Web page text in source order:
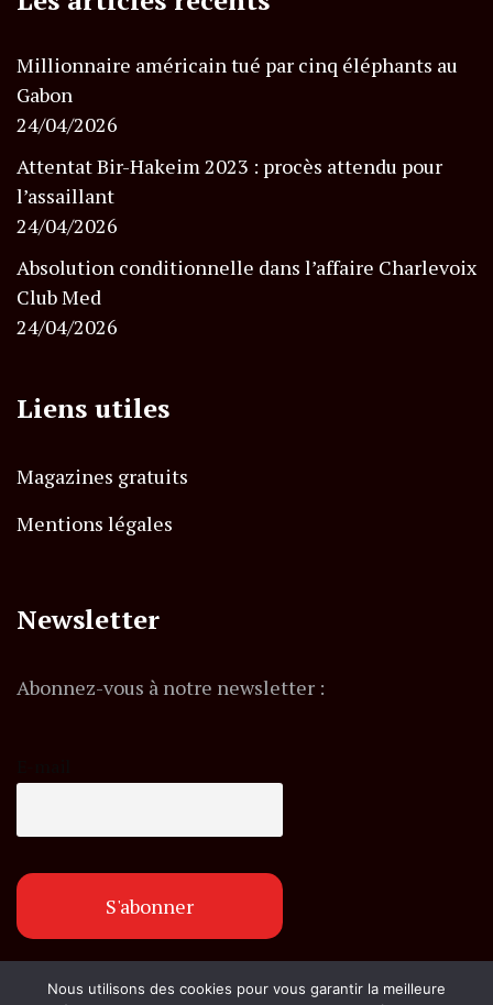
Millionnaire américain tué par cinq éléphants au
Gabon
24/04/2026
Attentat Bir-Hakeim 2023 : procès attendu pour
l’assaillant
24/04/2026
Absolution conditionnelle dans l’affaire Charlevoix
Club Med
24/04/2026
Liens utiles
Magazines gratuits
Mentions légales
Newsletter
Abonnez-vous à notre newsletter :
Nous utilisons des cookies pour vous garantir la meilleure